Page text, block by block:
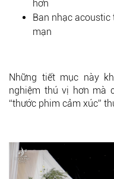
hơn
Ban nhạc acoustic
mạn
Những tiết mục này
nghiệm thú vị hơn mà
“thước phim cảm xúc”